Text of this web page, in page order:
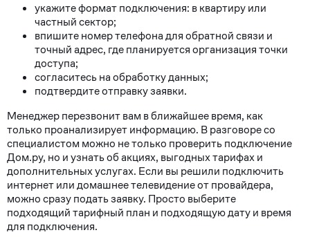
укажите формат подключения: в квартиру или
частный сектор;
впишите номер телефона для обратной связи и
точный адрес, где планируется организация точки
доступа;
согласитесь на обработку данных;
подтвердите отправку заявки.
Менеджер перезвонит вам в ближайшее время, как
только проанализирует информацию. В разговоре со
специалистом можно не только проверить подключение
Дом.ру, но и узнать об акциях, выгодных тарифах и
дополнительных услугах. Если вы решили подключить
интернет или домашнее телевидение от провайдера,
можно сразу подать заявку. Просто выберите
подходящий тарифный план и подходящую дату и время
для подключения.